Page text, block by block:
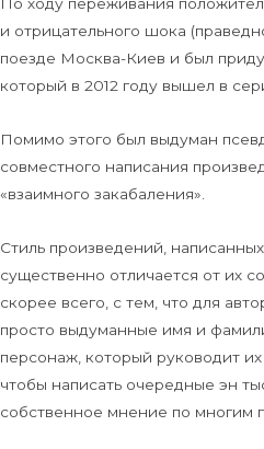
По ходу переживания
и отрицательного шока
поезде Москва-Киев и был
который в 2012 году вышел в
Помимо этого был выдуман
совместного написания
«взаимного закабаления».
Стиль произведений,
существенно отличается от их
скорее всего, с тем, что для
просто выдуманные имя и
персонаж, который руководит
чтобы написать очередные эн
собственное мнение по многим